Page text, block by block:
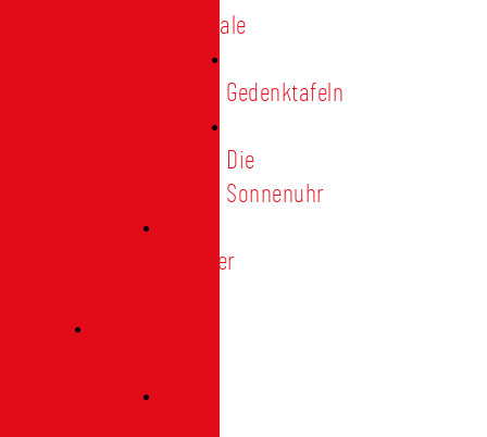
Denkmale
Gedenktafeln
Die
Sonnenuhr
Ratinger